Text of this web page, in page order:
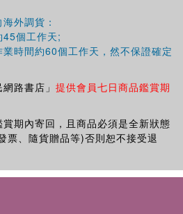
外調貨：
45個工作天;
時間約60個工作天，然不保證確定
路書店」 提供會員七日商品鑑賞期
期內寄回，且商品必須是全新狀態
票、隨貨贈品等)否則恕不接受退